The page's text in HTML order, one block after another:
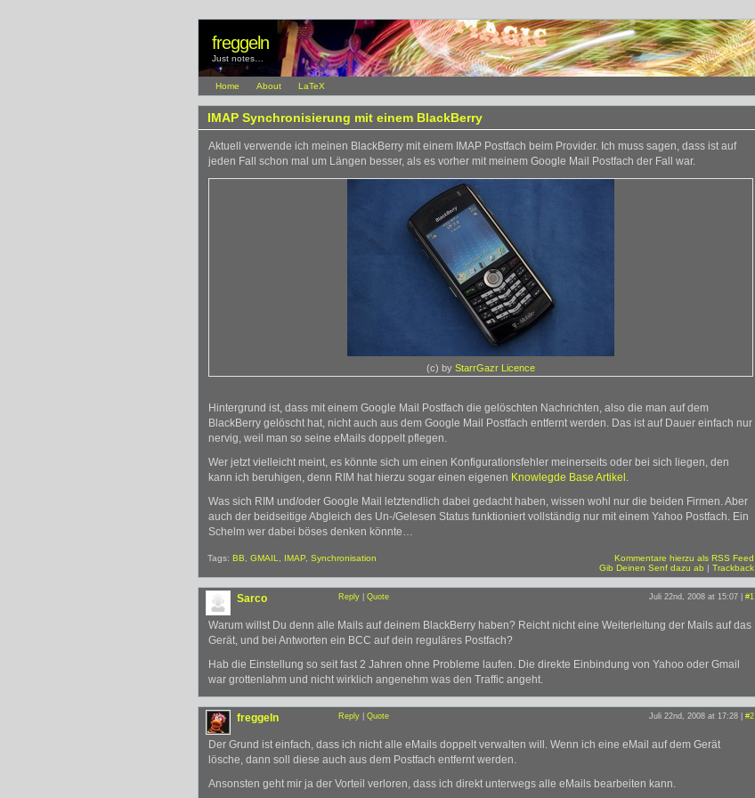
freggeln
Just notes…
Home About LaTeX
IMAP Synchronisierung mit einem BlackBerry
Aktuell verwende ich meinen BlackBerry mit einem IMAP Postfach beim Provider. Ich muss sagen, dass ist auf
jeden Fall schon mal um Längen besser, als es vorher mit meinem Google Mail Postfach der Fall war.
(c) by StarrGazr Licence
Hintergrund ist, dass mit einem Google Mail Postfach die gelöschten Nachrichten, also die man auf dem
BlackBerry gelöscht hat, nicht auch aus dem Google Mail Postfach entfernt werden. Das ist auf Dauer einfach nur
nervig, weil man so seine eMails doppelt pflegen.
Wer jetzt vielleicht meint, es könnte sich um einen Konfigurationsfehler meinerseits oder bei sich liegen, den
kann ich beruhigen, denn RIM hat hierzu sogar einen eigenen Knowlegde Base Artikel .
Was sich RIM und/oder Google Mail letztendlich dabei gedacht haben, wissen wohl nur die beiden Firmen. Aber
auch der beidseitige Abgleich des Un-/Gelesen Status funktioniert vollständig nur mit einem Yahoo Postfach. Ein
Schelm wer dabei böses denken könnte…
Tags: BB GMAIL IMAP Synchronisation
Kommentare hierzu als RSS Feed
Gib Deinen Senf dazu ab | Trackback
Sarco Reply Quote Juli 22nd, 2008 at 15:07 | #1
Warum willst Du denn alle Mails auf deinem BlackBerry haben? Reicht nicht eine Weiterleitung der Mails auf das
Gerät, und bei Antworten ein BCC auf dein reguläres Postfach?
Hab die Einstellung so seit fast 2 Jahren ohne Probleme laufen. Die direkte Einbindung von Yahoo oder Gmail
war grottenlahm und nicht wirklich angenehm was den Traffic angeht.
freggeln Reply Quote Juli 22nd, 2008 at 17:28 | #2
Der Grund ist einfach, dass ich nicht alle eMails doppelt verwalten will. Wenn ich eine eMail auf dem Gerät
lösche, dann soll diese auch aus dem Postfach entfernt werden.
Ansonsten geht mir ja der Vorteil verloren, dass ich direkt unterwegs alle eMails bearbeiten kann.